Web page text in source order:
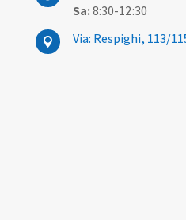
Sa:8:30-12:30
 Via: Respighi, 113/